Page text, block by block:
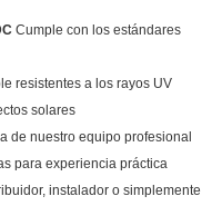
Cumple con los estándares
resistentes a los rayos UV
solares
de nuestro equipo profesional
para experiencia práctica
instalador o simplemente